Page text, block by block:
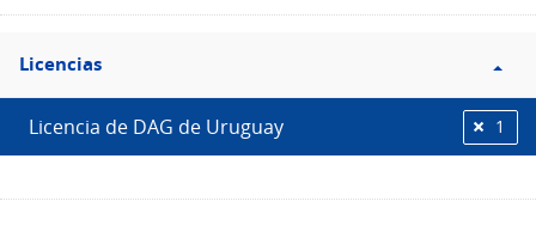
Filtro
Licencias
Licencias
Licencia de DAG de Uruguay 1